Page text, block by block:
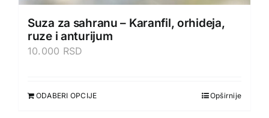
Suza za sahranu – Karanfil, orhideja,
ruze i anturijum
10.000 RSD
ODABERI OPCIJE Opširnije